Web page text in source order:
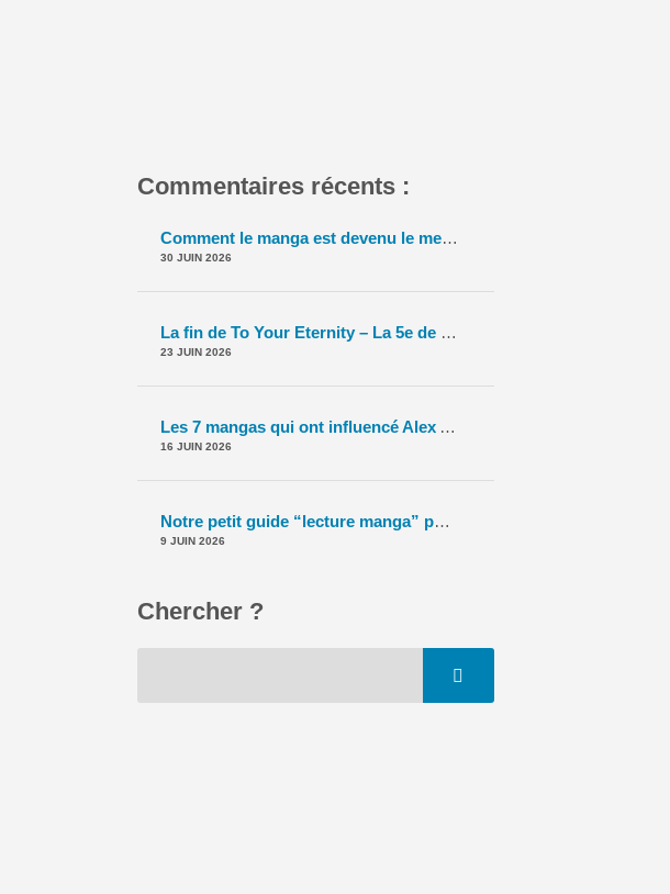
Commentaires récents :
Comment le manga est devenu le meilleur vendeur de TCG ? – La 5e de Couv' – #5DC – Saison 11 épisode 42
30 JUIN 2026
La fin de To Your Eternity – La 5e de Couv' – #5DC – Saison 11 épisode 41
23 JUIN 2026
Les 7 mangas qui ont influencé Alex Alice – #5DC – S11E40
16 JUIN 2026
Notre petit guide “lecture manga” pour l’été (2026) ! – La 5e de Couv' – #5DC – Saison 11 épisode 39
9 JUIN 2026
Chercher ?